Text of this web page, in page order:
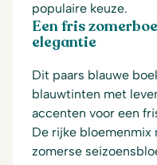
populaire keuze.
Een fris
elegantie
Dit paars blauwe
blauwtinten met
accenten voor een
De rijke bloemenmix
zomerse